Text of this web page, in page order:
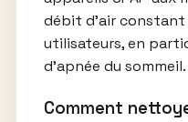
débit d’air
utilisateurs, en
d’apnée du sommeil.
Comment